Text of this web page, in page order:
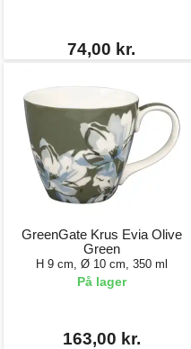
74,00 kr.
GreenGate Krus Evia Olive
Green
H 9 cm, Ø 10 cm, 350 ml
På lager
163,00 kr.